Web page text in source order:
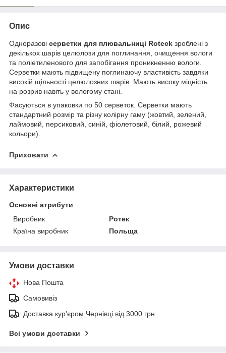
Опис
Одноразові серветки для плювальниці Roteck зроблені з
декількох шарів целюлози для поглинання, очищення вологи
та поліетиленового для запобігання проникненню вологи.
Серветки мають підвищену поглинаючу властивість завдяки
високій щільності целюлозних шарів. Мають високу міцність
на розрив навіть у вологому стані.
Фасуються в упаковки по 50 серветок. Серветки мають
стандартний розмір та різну колірну гаму (жовтий, зелений,
лаймовий, персиковий, синій, фіолетовий, білий, рожевий
кольори).
Приховати
Характеристики
Основні атрибути
Виробник
Ротек
Країна виробник
Польща
Умови доставки
Нова Пошта
Самовивіз
Доставка кур'єром Чернівці від 3000 грн
Всі умови доставки